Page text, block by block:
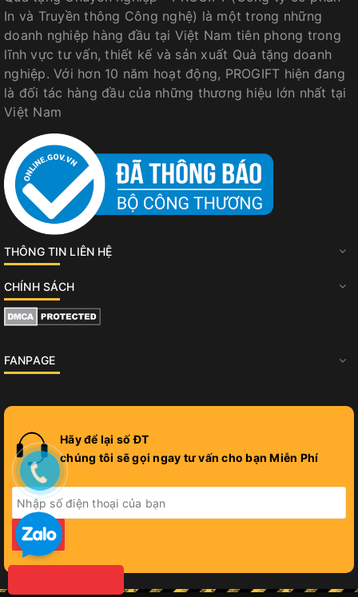
In và Truyền thông Công nghệ) là một trong những
doanh nghiệp hàng đầu tại Việt Nam tiên phong trong
lĩnh vực tư vấn, thiết kế và sản xuất Quà tặng doanh
nghiệp. Với hơn 10 năm hoạt động, PROGIFT hiện đang
là đối tác hàng đầu của những thương hiệu lớn nhất tại
Việt Nam
THÔNG TIN LIÊN HỆ
CHÍNH SÁCH
FANPAGE
Hãy để lại số ĐT
chúng tôi sẽ gọi ngay tư vấn cho bạn Miễn Phí
GỬI